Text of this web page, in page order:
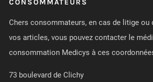
CONSOMMATEURS
Chers consommateurs, en cas de litige ou
vos articles, vous pouvez contacter le
consommation Medicys à ces
73 boulevard de Clichy